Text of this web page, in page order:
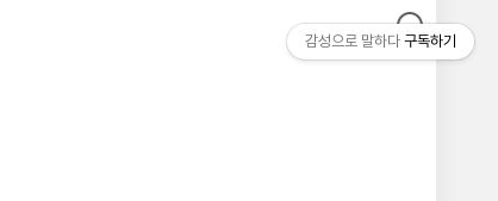
감성으로 말하다 구독하기